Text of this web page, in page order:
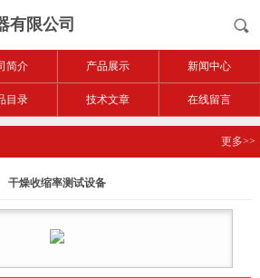
有限公司
简介 产品展示 新闻中心
目录 技术文章 在线留言
更多>>
干燥收缩率测试设备